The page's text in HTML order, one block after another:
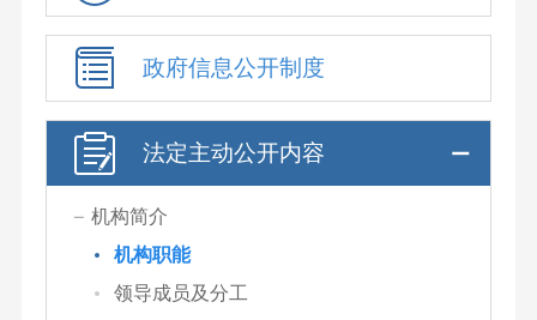
政府信息公开制度
法定主动公开内容
机构简介
机构职能
领导成员及分工